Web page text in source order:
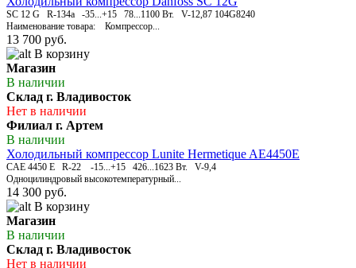
SC 12 G R-134a -35...+15 78...1100 Вт. V-12,87 104G8240
Наименование товара: Компрессор...
13 700 руб.
В корзину
Магазин
В наличии
Склад г. Владивосток
Нет в наличии
Филиал г. Артем
В наличии
Холодильный компрессор Lunite Hermetique AE4450E
CAE 4450 E R-22 -15...+15 426...1623 Вт. V-9,4
Одноцилиндровый высокотемпературный...
14 300 руб.
В корзину
Магазин
В наличии
Склад г. Владивосток
Нет в наличии